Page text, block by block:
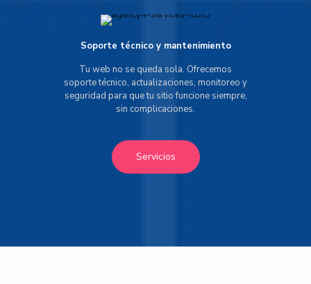
Soporte técnico y mantenimiento
Tu web no se queda sola. Ofrecemos
soporte técnico, actualizaciones, monitoreo y
seguridad para que tu sitio funcione siempre,
sin complicaciones.
Servicios